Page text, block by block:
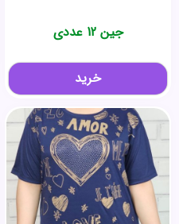
جین 12 عددی
خرید